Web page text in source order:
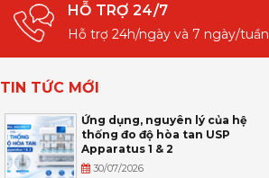
HỖ TRỢ 24/7
Hỗ trợ 24h/ngày và 7 ngày/tuần
TIN TỨC MỚI
Ứng dụng, nguyên lý của hệ
thống đo độ hòa tan USP
Apparatus 1 & 2
30/07/2026